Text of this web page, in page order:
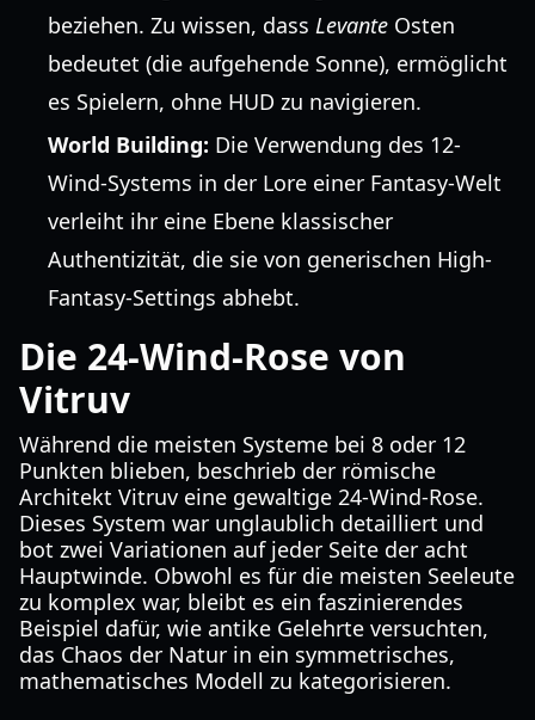
beziehen. Zu wissen, dass Levante Osten
bedeutet (die aufgehende Sonne), ermöglicht
es Spielern, ohne HUD zu navigieren.
World Building: Die Verwendung des 12-
Wind-Systems in der Lore einer Fantasy-Welt
verleiht ihr eine Ebene klassischer
Authentizität, die sie von generischen High-
Fantasy-Settings abhebt.
Die 24-Wind-Rose von
Vitruv
Während die meisten Systeme bei 8 oder 12
Punkten blieben, beschrieb der römische
Architekt Vitruv eine gewaltige 24-Wind-Rose.
Dieses System war unglaublich detailliert und
bot zwei Variationen auf jeder Seite der acht
Hauptwinde. Obwohl es für die meisten Seeleute
zu komplex war, bleibt es ein faszinierendes
Beispiel dafür, wie antike Gelehrte versuchten,
das Chaos der Natur in ein symmetrisches,
mathematisches Modell zu kategorisieren.